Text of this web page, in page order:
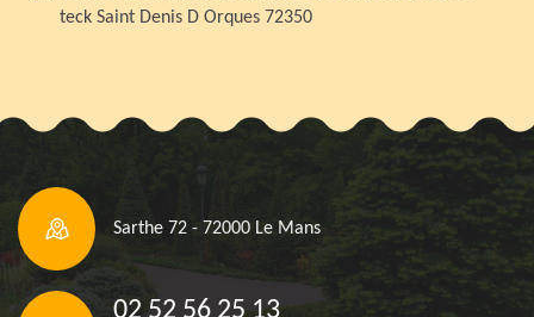
teck Saint Denis D Orques 72350
Sarthe 72 - 72000 Le Mans
02 52 56 25 13